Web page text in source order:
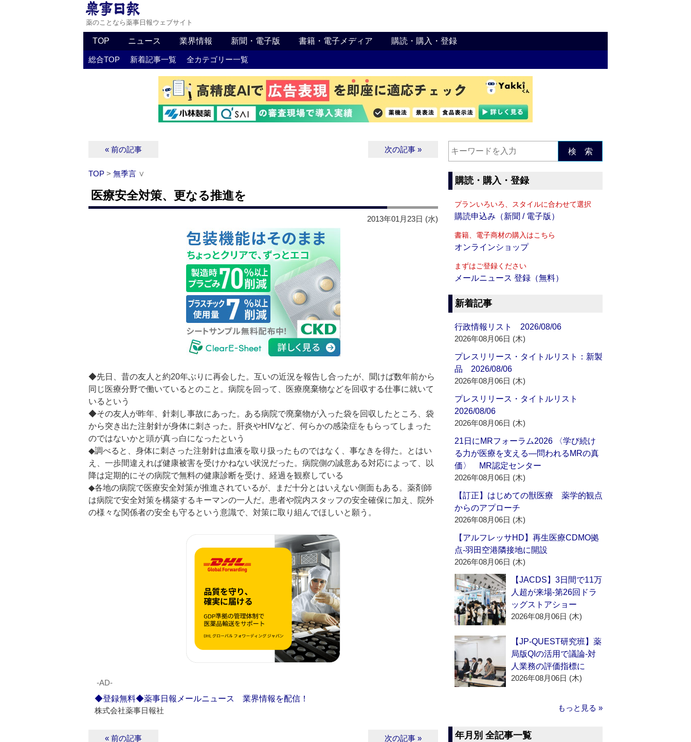
薬のことなら薬事日報ウェブサイト
TOP ニュース 業界情報 新聞・電子版 書籍・電子メディア 購読・購入・登録
総合TOP 新着記事一覧 全カテゴリー一覧
« 前の記事 次の記事 »
TOP > 無季言 ∨
医療安全対策、更なる推進を
2013年01月23日 (水)
◆先日、昔の友人と約20年ぶりに再会した。互いの近況を報告し合ったが、聞けば数年前から
同じ医療分野で働いているとのこと。病院を回って、医療廃棄物などを回収する仕事に就いて
いるという
◆その友人が昨年、針刺し事故にあった。ある病院で廃棄物が入った袋を回収したところ、袋
から突き出た注射針が身体に刺さった。肝炎やHIVなど、何らかの感染症をもらってしまった
のではないかと頭が真っ白になったという
◆調べると、身体に刺さった注射針は血液を取り扱ったものではなく、事なきを得た。とはい
え、一歩間違えれば健康被害を受けかねない状況だった。病院側の誠意ある対応によって、以
降は定期的にその病院で無料の健康診断を受け、経過を観察している
◆各地の病院で医療安全対策が推進されているが、まだ十分とはいえない側面もある。薬剤師
は病院で安全対策を構築するキーマンの一人だ。患者や院内スタッフの安全確保に加え、院外
の様々な関係者の安全も守るという意識で、対策に取り組んでほしいと願う。
‐AD‐
◆登録無料◆薬事日報メールニュース 業界情報を配信！
株式会社薬事日報社
« 前の記事 次の記事 »
検 索
購読・購入・登録
プランいろいろ、スタイルに合わせて選択
購読申込み（新聞 / 電子版）
書籍、電子商材の購入はこちら
オンラインショップ
まずはご登録ください
メールニュース 登録（無料）
新着記事
行政情報リスト 2026/08/06
2026年08月06日 (木)
プレスリリース・タイトルリスト：新製
品 2026/08/06
2026年08月06日 (木)
プレスリリース・タイトルリスト
2026/08/06
2026年08月06日 (木)
21日にMRフォーラム2026 〈学び続け
る力が医療を支える―問われるMRの真
価〉 MR認定センター
2026年08月06日 (木)
【訂正】はじめての獣医療 薬学的観点
からのアプローチ
2026年08月06日 (木)
【アルフレッサHD】再生医療CDMO拠
点‐羽田空港隣接地に開設
2026年08月06日 (木)
【JACDS】3日間で11万
人超が来場‐第26回ドラ
ッグストアショー
2026年08月06日 (木)
【JP-QUEST研究班】薬
局版QIの活用で議論‐対
人業務の評価指標に
2026年08月06日 (木)
もっと見る »
年月別 全記事一覧